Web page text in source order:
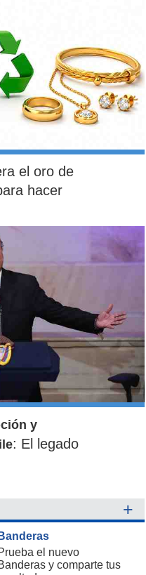
el oro de
hacer
y
: El legado
+
Banderas
el nuevo
y comparte tus